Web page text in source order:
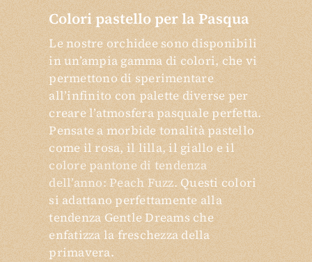
Colori pastello per la Pasqua
Le nostre orchidee sono disponibili
in un’ampia gamma di colori, che vi
permettono di sperimentare
all’infinito con palette diverse per
creare l’atmosfera pasquale perfetta.
Pensate a morbide tonalità pastello
come il rosa, il lilla, il giallo e il
colore pantone di tendenza
dell’anno: Peach Fuzz. Questi colori
si adattano perfettamente alla
tendenza Gentle Dreams che
enfatizza la freschezza della
primavera.